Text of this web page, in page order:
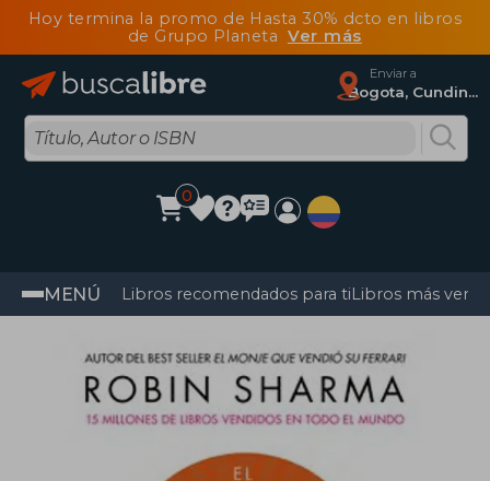
Hoy termina la promo de Hasta 30% dcto en libros
de Grupo Planeta Ver más
Enviar a
Bogota, Cundinamarca
0
MENÚ Libros recomendados para tiLibros más